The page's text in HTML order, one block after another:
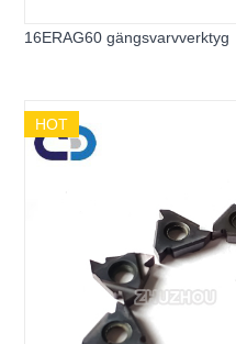
16ERAG60 gängsvarvverktyg
HOT